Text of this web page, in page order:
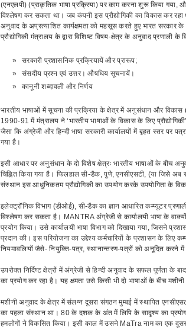
(एनएलपी) (प्राकृतिक भाषा प्रक्रिया) पर काम करना शुरू किया गया,
विश्लेषण कर सकता था। जब कंपनी इस प्रौद्योगिकी का विकास कर रहा
अनुवाद के अप्रत्याशित कार्यक्षमता को महसूस करते हुए भारत सरकार
प्रौद्योगिकी मंत्रालय के द्वारा विशिष्ट विषय-क्षेत्र के अनुवाद प्रणाली
»
सरकारी प्रशासनिक प्रक्रियायें और प्रारूप;
»
संसदीय प्रश्न एवं उत्तर। औषधिय सूचनायें।
»
कानूनी शब्दावली और निर्णय
भारतीय भाषाओं में सूचना की प्रक्रिया के क्षेत्र में अनुसंधान और
1990-91 में मंत्रालय ने ‘भारतीय भाषाओं के विकास के लिए
जैसा कि अंग्रेजी और हिन्दी भाषा सरकारी कार्यालयों में बृहत स्तर पर
गया है।
इसी आधार पर अनुसंधान के दो विशेष क्षेत्रः भारतीय भाषाओं के बीच
चिह्नित किया गया है। फिलहाल सी-डैक, पुणे, एनसीएसटी, (या जिसे
संस्थान इस आधुनिकतम प्रौद्योगिकी का उपयोग करके उपयोगिता के
इलेक्ट्रॉनिक विभाग (डीओई), सी-डैक का ज्ञान आधारित कम्प्यूटर
विश्लेषण कर सकता है। MANTRA अंग्रेजी से कार्यालयी भाषा के
प्रयोग किया। उसे कार्यालयी भाषा विभाग को दिखाया गया, जिसने
प्रदान की। इस परियोजना का उद्देश्य कर्मचारियों के प्रशासन के
नियमावलियों जैसे- नियुक्ति-पत्र, स्थानान्तरण-पत्रों को अनूदित करने
उपरोक्त निर्दिष्ट क्षेत्रों में अंग्रेजी से हिन्दी अनुवाद के सफल पूर्णता
का प्रयोग कर रहा है। यह क्षमता उसे किसी भी दो भाषाओं के बीच
मशीनी अनुवाद के क्षेत्र में संलग्न दूसरा संगठन मुम्बई में स्थापित
का पहला संस्थान था। 80 के दशक के अंत में लिपि के सादृश्य का प्रयोग
हमलोगों ने विकसित किया। इसी काल में उसने MaTra नाम का एक